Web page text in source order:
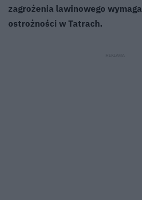
zagrożenia lawinowego
ostrożności w Tatrach.